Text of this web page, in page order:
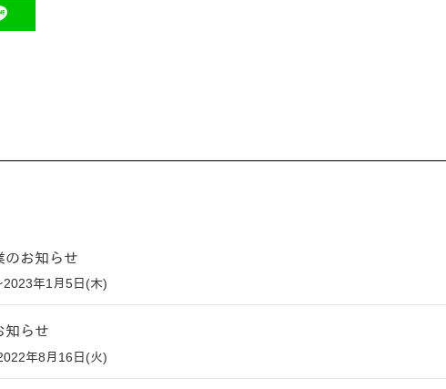
のお知らせ
年1月5日(木)
知らせ
年8月16日(火)